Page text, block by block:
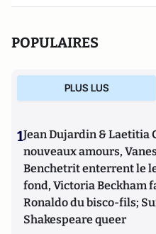
POPULAIRES
PLUS LUS
1Jean Dujardin & Laetitia
nouveaux amours,
Benchetrit enterrent le
fond, Victoria Beckham
Ronaldo du bisco-fils;
Shakespeare queer